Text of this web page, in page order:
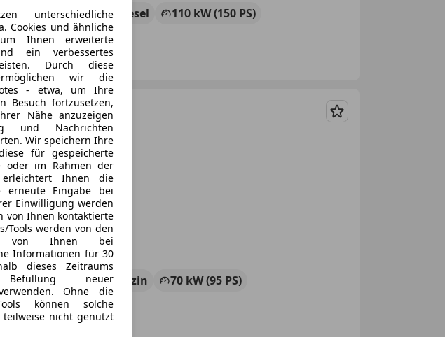
187 809 km Diesel
110 kW (150 PS)
Merken
24 666 km Benzin
70 kW (95 PS)
unterschiedliche
Cookies und ähnliche
Ihnen erweiterte
ein verbessertes
Durch diese
wir die
- etwa, um Ihre
Besuch fortzusetzen,
Nähe anzuzeigen
und Nachrichten
Wir speichern Ihre
für gespeicherte
oder im Rahmen der
erleichtert Ihnen die
Eingabe bei
Einwilligung werden
von Ihnen kontaktierte
Tools werden von den
von Ihnen bei
Informationen für 30
dieses Zeitraums
neuer
Ohne die
können solche
nicht genutzt